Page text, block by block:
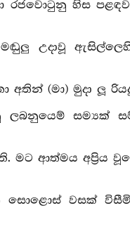
රජවොටුනු හිස
උදාවූ
අතින් (මා) මුදා ලූ
ලබනුයෙම් සම්‍යක්
මට ආත්මය අප්‍රිය
සොළොස් වසක්